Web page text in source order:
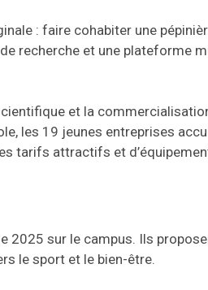
: faire cohabiter une
recherche et une plateforme
et la
les 19 jeunes entreprises
tarifs attractifs et
2025 sur le campus. Ils
le sport et le bien-être.